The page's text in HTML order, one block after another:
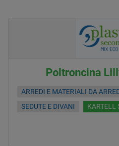
Poltroncina
ARREDI E MATERIALI DA
SEDUTE E DIVANI
KARTELL